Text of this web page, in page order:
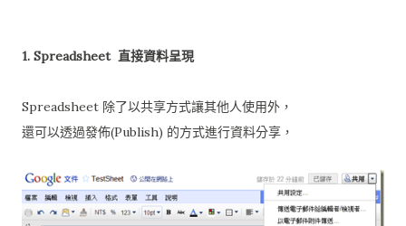
1. Spreadsheet 直接資料呈現
Spreadsheet 除了以共享方式讓其他人使用外，
還可以透過發佈(Publish) 的方式進行資料分享，